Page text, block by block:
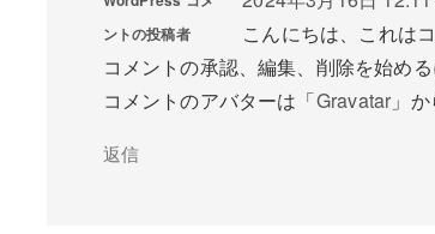
ントの投稿者
こんにちは、これは
コメントの承認、編集、削除を始め
コメントのアバターは「Gravatar 」
返信